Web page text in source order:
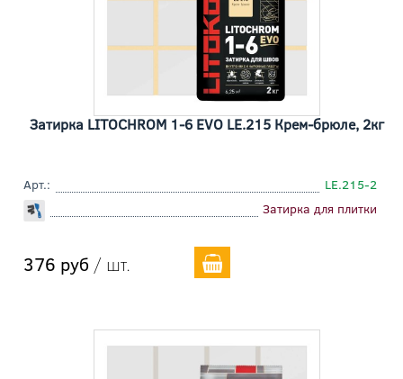
Затирка LITOCHROM 1-6 EVO LE.215 Крем-брюле, 2кг
Арт.:
LE.215-2
Затирка для плитки
376 руб / шт.